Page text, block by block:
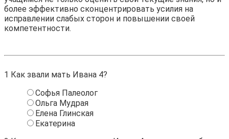
более эффективно сконцентрировать усилия на
исправлении слабых сторон и повышении своей
компетентности.
1 Как звали мать Ивана 4?
Софья Палеолог
Ольга Мудрая
Елена Глинская
Екатерина